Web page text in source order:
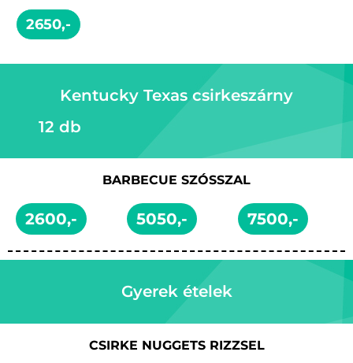
2650,-
Kentucky Texas csirkeszárny
12 db
BARBECUE SZÓSSZAL
2600,- 5050,- 7500,-
Gyerek ételek
CSIRKE NUGGETS RIZZSEL